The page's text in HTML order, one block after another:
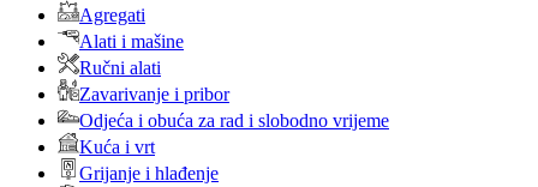
Agregati
Alati i mašine
Ručni alati
Zavarivanje i pribor
Odjeća i obuća za rad i slobodno vrijeme
Kuća i vrt
Grijanje i hlađenje